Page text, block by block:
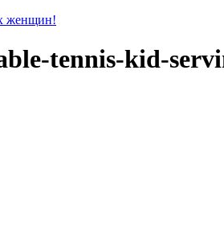
женщин!
tennis-kid-